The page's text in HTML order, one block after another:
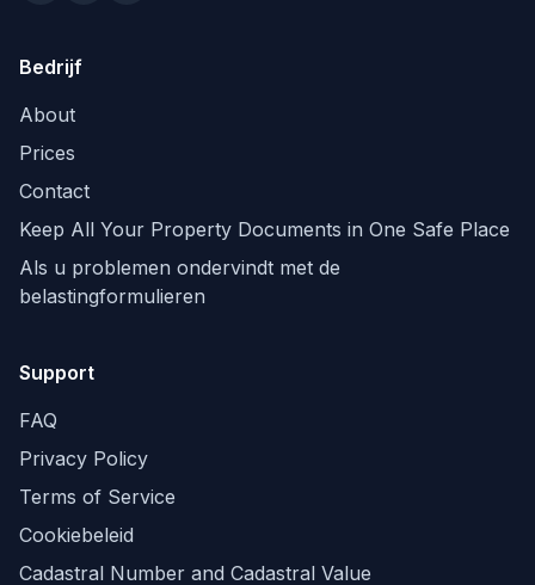
Bedrijf
About
Prices
Contact
Keep All Your Property Documents in One Safe Place
Als u problemen ondervindt met de
belastingformulieren
Support
FAQ
Privacy Policy
Terms of Service
Cookiebeleid
Cadastral Number and Cadastral Value